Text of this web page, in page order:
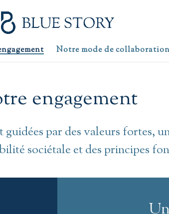
Notre mode de collaboration
engagement
par des valeurs fortes,
sociétale et des principes